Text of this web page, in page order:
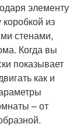
элементу
из
стенами,
Когда вы
показывает
как и
– от